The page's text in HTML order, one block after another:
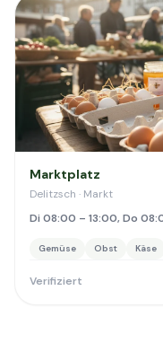
Marktplatz
Delitzsch · Markt
Di 08:00 – 13:00, Do
Gemüse Obst Käse
Verifiziert